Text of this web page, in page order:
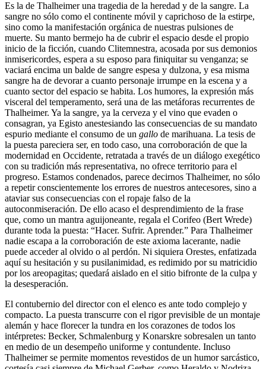
Es la de Thalheimer una tragedia de la heredad y de la sangre. La
sangre no sólo como el continente móvil y caprichoso de la estirpe,
sino como la manifestación orgánica de nuestras pulsiones de
muerte. Su manto bermejo ha de cubrir el espacio desde el propio
inicio de la ficción, cuando Clitemnestra, acosada por sus demonios
inmisericordes, espera a su esposo para finiquitar su venganza; se
vaciará encima un balde de sangre espesa y dulzona, y esa misma
sangre ha de devorar a cuanto personaje irrumpe en la escena y a
cuanto sector del espacio se habita. Los humores, la expresión más
visceral del temperamento, será una de las metáforas recurrentes de
Thalheimer. Ya la sangre, ya la cerveza y el vino que evaden o
consagran, ya Egisto anestesiando las consecuencias de su mandato
espurio mediante el consumo de un gallo de marihuana. La tesis de
la puesta pareciera ser, en todo caso, una corroboración de que la
modernidad en Occidente, retratada a través de un diálogo exegético
con su tradición más representativa, no ofrece territorio para el
progreso. Estamos condenados, parece decirnos Thalheimer, no sólo
a repetir conscientemente los errores de nuestros antecesores, sino a
ataviar sus consecuencias con el ropaje falso de la
autoconmiseración. De ello acaso el desprendimiento de la frase
que, como un mantra aguijoneante, regala el Corifeo (Bert Wrede)
durante toda la puesta: “Hacer. Sufrir. Aprender.” Para Thalheimer
nadie escapa a la corroboración de este axioma lacerante, nadie
puede acceder al olvido o al perdón. Ni siquiera Orestes, enfatizada
aquí su hesitación y su pusilanimidad, es redimido por su matricidio
por los areopagitas; quedará aislado en el sitio bifronte de la culpa y
la desesperación.
El contubernio del director con el elenco es ante todo complejo y
compacto. La puesta transcurre con el rigor previsible de un montaje
alemán y hace florecer la tundra en los corazones de todos los
intérpretes: Becker, Schmalenburg y Konarskre sobresalen un tanto
en medio de un desempeño uniforme y contundente. Incluso
Thalheimer se permite momentos revestidos de un humor sarcástico,